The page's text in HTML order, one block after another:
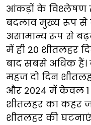
आंकड़ों के विश्लेषण
बदलाव मुख्य रूप
असामान्य रूप से
में ही 20 शीतलहर
बाद सबसे अधिक हैं।
महज दो दिन
और 2024 में केवल 1
शीतलहर का कहर
शीतलहर की